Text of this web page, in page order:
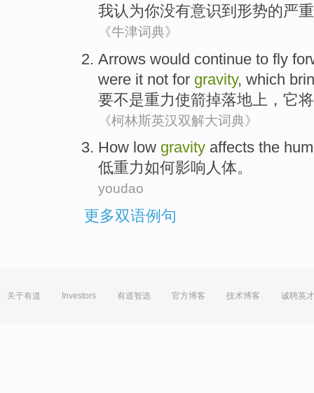
我认为你没有意识到形势的严
《牛津词典》
Arrows would continue to fly
were it not for gravity, which
要不是重力使箭掉落地上， 它
《柯林斯英汉双解大词典》
How low gravity affects the
低重力如何影响 人体。
youdao
更多双语例句
关于有道 Investors 有道智选 官方博客 技术博客 诚聘英才